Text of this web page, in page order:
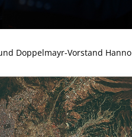
Doppelmayr-Vorstand Hanno